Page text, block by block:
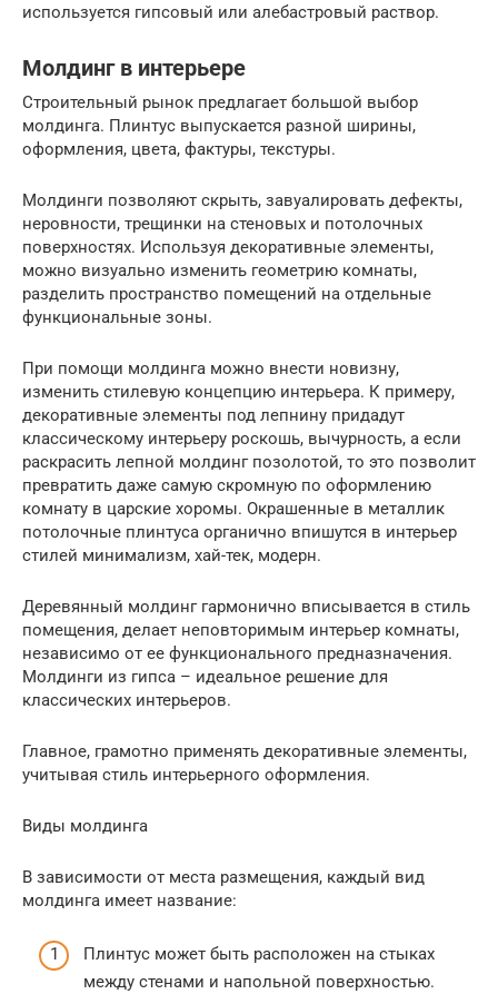
используется гипсовый или алебастровый раствор.
Молдинг в интерьере
Строительный рынок предлагает большой выбор
молдинга. Плинтус выпускается разной ширины,
оформления, цвета, фактуры, текстуры.
Молдинги позволяют скрыть, завуалировать дефекты,
неровности, трещинки на стеновых и потолочных
поверхностях. Используя декоративные элементы,
можно визуально изменить геометрию комнаты,
разделить пространство помещений на отдельные
функциональные зоны.
При помощи молдинга можно внести новизну,
изменить стилевую концепцию интерьера. К примеру,
декоративные элементы под лепнину придадут
классическому интерьеру роскошь, вычурность, а если
раскрасить лепной молдинг позолотой, то это позволит
превратить даже самую скромную по оформлению
комнату в царские хоромы. Окрашенные в металлик
потолочные плинтуса органично впишутся в интерьер
стилей минимализм, хай-тек, модерн.
Деревянный молдинг гармонично вписывается в стиль
помещения, делает неповторимым интерьер комнаты,
независимо от ее функционального предназначения.
Молдинги из гипса – идеальное решение для
классических интерьеров.
Главное, грамотно применять декоративные элементы,
учитывая стиль интерьерного оформления.
Виды молдинга
В зависимости от места размещения, каждый вид
молдинга имеет название:
Плинтус может быть расположен на стыках
между стенами и напольной поверхностью.